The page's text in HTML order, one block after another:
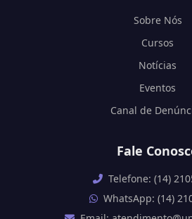
Sobre Nós
Cursos
Notícias
Eventos
Canal de
Fale
Telefone: (14)
WhatsApp: (14)